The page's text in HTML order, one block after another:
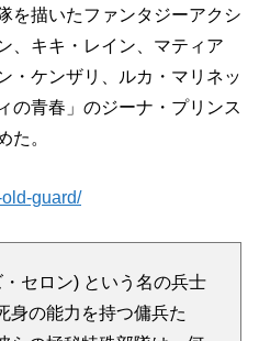
を描いたファンタジーアクシ
、キキ・レイン、マティア
・ケンザリ、ルカ・マリネッ
の青春」のジーナ・プリンス
た。
guard/
セロン) という名の兵士
身の能力を持つ傭兵た